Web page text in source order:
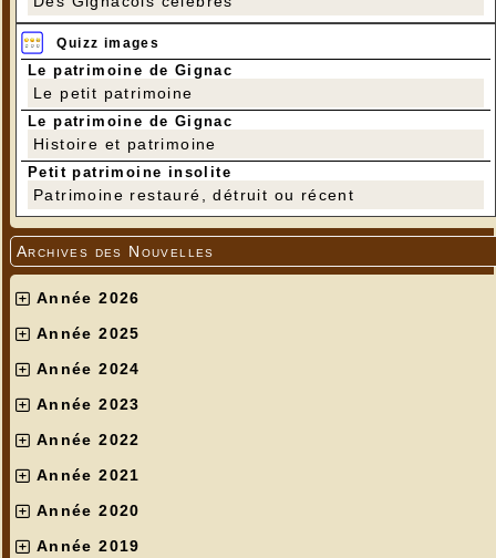
Quizz images
Le patrimoine de Gignac
Le petit patrimoine
Le patrimoine de Gignac
Histoire et patrimoine
Petit patrimoine insolite
Patrimoine restauré, détruit ou récent
Archives des Nouvelles
Année 2026
Année 2025
Année 2024
Année 2023
Année 2022
Année 2021
Année 2020
Année 2019